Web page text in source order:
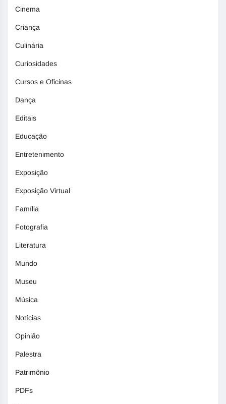
Cinema
Criança
Culinária
Curiosidades
Cursos e Oficinas
Dança
Editais
Educação
Entretenimento
Exposição
Exposição Virtual
Família
Fotografia
Literatura
Mundo
Museu
Música
Notícias
Opinião
Palestra
Patrimônio
PDFs